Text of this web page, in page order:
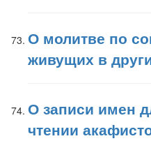
О молитве по
живущих в
О записи имен
чтении